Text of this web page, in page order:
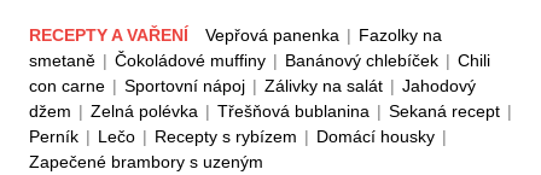
RECEPTY A VAŘENÍ Vepřová panenka | Fazolky na
smetaně | Čokoládové muffiny | Banánový chlebíček | Chili
con carne | Sportovní nápoj | Zálivky na salát | Jahodový
džem | Zelná polévka | Třešňová bublanina | Sekaná recept |
Perník | Lečo | Recepty s rybízem | Domácí housky |
Zapečené brambory s uzeným